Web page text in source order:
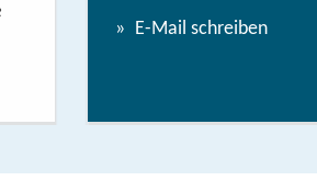
E-Mail schreiben